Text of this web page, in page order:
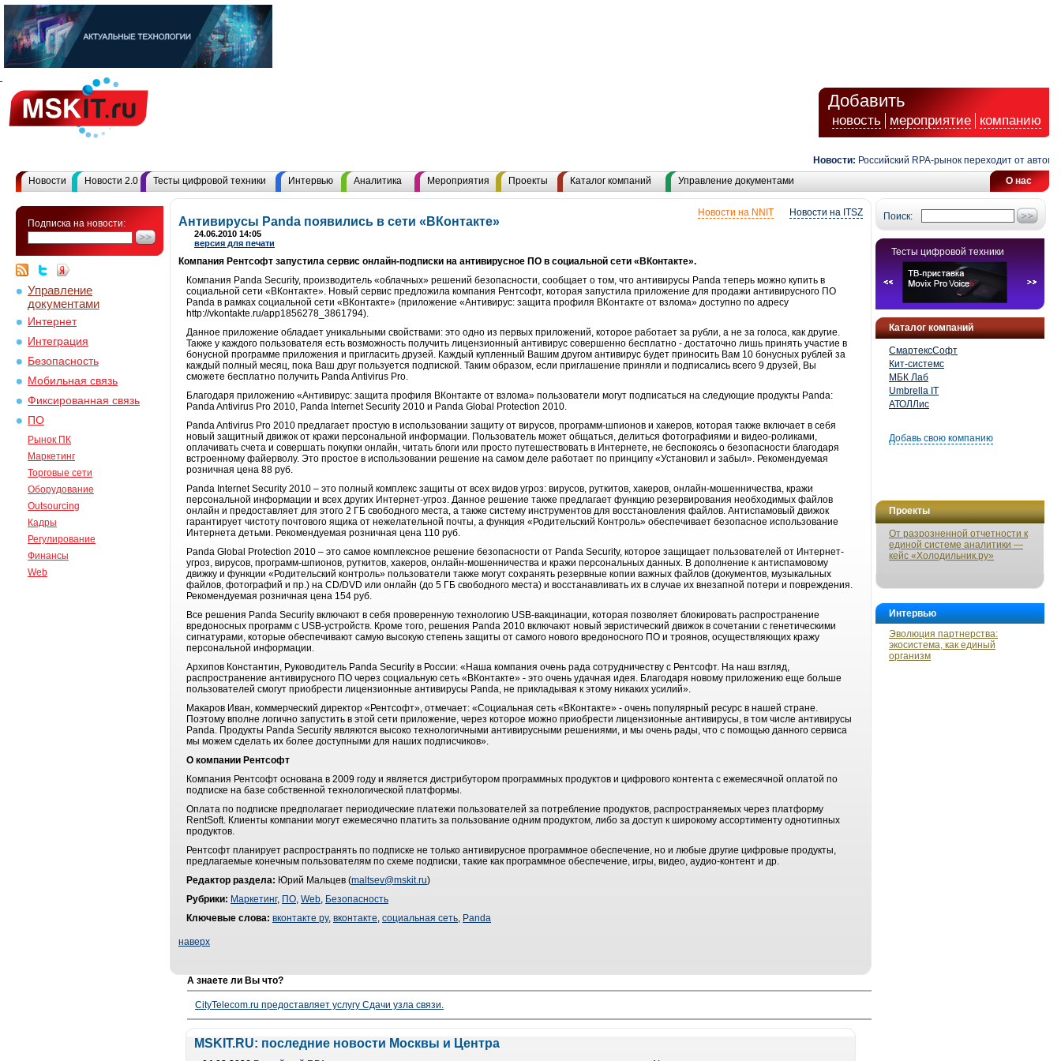
Добавить
новость мероприятие компанию
Новости: Российский RPA-рынок переходит от
О нас
Новости Новости 2.0 Тесты цифровой техники Интервью Аналитика Мероприятия Проекты Каталог компаний Управление документами
Подписка на новости:
Управление
документами
Интернет
Интеграция
Безопасность
Мобильная связь
Фиксированная связь
ПО
Рынок ПК
Маркетинг
Торговые сети
Оборудование
Outsourcing
Кадры
Регулирование
Финансы
Web
Поиск:
Тесты цифровой техники
Каталог компаний
СмартексСофт
Кит-системс
МБК Лаб
Umbrella IT
АТОЛЛис
Добавь свою компанию
Проекты
От разрозненной отчетности к
единой системе аналитики —
кейс «Холодильник.ру»
Интервью
Эволюция партнерства:
экосистема, как единый
организм
Новости на ITSZ
Новости на NNIT
Антивирусы Panda появились в сети «ВКонтакте»
24.06.2010 14:05
версия для печати
Компания Рентсофт запустила сервис онлайн-подписки на антивирусное ПО в социальной сети «ВКонтакте».
Компания Panda Security, производитель «облачных» решений безопасности, сообщает о том, что антивирусы Panda теперь можно купить в
социальной сети «ВКонтакте». Новый сервис предложила компания Рентсофт, которая запустила приложение для продажи антивирусного ПО
Panda в рамках социальной сети «ВКонтакте» (приложение «Антивирус: защита профиля ВКонтакте от взлома» доступно по адресу
http://vkontakte.ru/app1856278_3861794).
Данное приложение обладает уникальными свойствами: это одно из первых приложений, которое работает за рубли, а не за голоса, как другие.
Также у каждого пользователя есть возможность получить лицензионный антивирус совершенно бесплатно - достаточно лишь принять участие в
бонусной программе приложения и пригласить друзей. Каждый купленный Вашим другом антивирус будет приносить Вам 10 бонусных рублей за
каждый полный месяц, пока Ваш друг пользуется подпиской. Таким образом, если приглашение приняли и подписались всего 9 друзей, Вы
сможете бесплатно получить Panda Antivirus Pro.
Благодаря приложению «Антивирус: защита профиля ВКонтакте от взлома» пользователи могут подписаться на следующие продукты Panda:
Panda Antivirus Pro 2010, Panda Internet Security 2010 и Panda Global Protection 2010.
Panda Antivirus Pro 2010 предлагает простую в использовании защиту от вирусов, программ-шпионов и хакеров, которая также включает в себя
новый защитный движок от кражи персональной информации. Пользователь может общаться, делиться фотографиями и видео-роликами,
оплачивать счета и совершать покупки онлайн, читать блоги или просто путешествовать в Интернете, не беспокоясь о безопасности благодаря
встроенному файерволу. Это простое в использовании решение на самом деле работает по принципу «Установил и забыл». Рекомендуемая
розничная цена 88 руб.
Panda Internet Security 2010 – это полный комплекс защиты от всех видов угроз: вирусов, руткитов, хакеров, онлайн-мошенничества, кражи
персональной информации и всех других Интернет-угроз. Данное решение также предлагает функцию резервирования необходимых файлов
онлайн и предоставляет для этого 2 ГБ свободного места, а также систему инструментов для восстановления файлов. Антиспамовый движок
гарантирует чистоту почтового ящика от нежелательной почты, а функция «Родительский Контроль» обеспечивает безопасное использование
Интернета детьми. Рекомендуемая розничная цена 110 руб.
Panda Global Protection 2010 – это самое комплексное решение безопасности от Panda Security, которое защищает пользователей от Интернет-
угроз, вирусов, программ-шпионов, руткитов, хакеров, онлайн-мошенничества и кражи персональных данных. В дополнение к антиспамовому
движку и функции «Родительский контроль» пользователи также могут сохранять резервные копии важных файлов (документов, музыкальных
файлов, фотографий и пр.) на CD/DVD или онлайн (до 5 ГБ свободного места) и восстанавливать их в случае их внезапной потери и повреждения.
Рекомендуемая розничная цена 154 руб.
Все решения Panda Security включают в себя проверенную технологию USB-вакцинации, которая позволяет блокировать распространение
вредоносных программ с USB-устройств. Кроме того, решения Panda 2010 включают новый эвристический движок в сочетании с генетическими
сигнатурами, которые обеспечивают самую высокую степень защиты от самого нового вредоносного ПО и троянов, осуществляющих кражу
персональной информации.
Архипов Константин, Руководитель Panda Security в России: «Наша компания очень рада сотрудничеству с Рентсофт. На наш взгляд,
распространение антивирусного ПО через социальную сеть «ВКонтакте» - это очень удачная идея. Благодаря новому приложению еще больше
пользователей смогут приобрести лицензионные антивирусы Panda, не прикладывая к этому никаких усилий».
Макаров Иван, коммерческий директор «Рентсофт», отмечает: «Социальная сеть «ВКонтакте» - очень популярный ресурс в нашей стране.
Поэтому вполне логично запустить в этой сети приложение, через которое можно приобрести лицензионные антивирусы, в том числе антивирусы
Panda. Продукты Panda Security являются высоко технологичными антивирусными решениями, и мы очень рады, что с помощью данного сервиса
мы можем сделать их более доступными для наших подписчиков».
О компании Рентсофт
Компания Рентсофт основана в 2009 году и является дистрибутором программных продуктов и цифрового контента с ежемесячной оплатой по
подписке на базе собственной технологической платформы.
Оплата по подписке предполагает периодические платежи пользователей за потребление продуктов, распространяемых через платформу
RentSoft. Клиенты компании могут ежемесячно платить за пользование одним продуктом, либо за доступ к широкому ассортименту однотипных
продуктов.
Рентсофт планирует распространять по подписке не только антивирусное программное обеспечение, но и любые другие цифровые продукты,
предлагаемые конечным пользователям по схеме подписки, такие как программное обеспечение, игры, видео, аудио-контент и др.
Редактор раздела: Юрий Мальцев (maltsev@mskit.ru)
Рубрики: Маркетинг, ПО, Web, Безопасность
Ключевые слова: вконтакте ру, вконтакте, социальная сеть, Panda
наверх
А знаете ли Вы что?
CityTelecom.ru предоставляет услугу Сдачи узла связи.
MSKIT.RU: последние новости Москвы и Центра